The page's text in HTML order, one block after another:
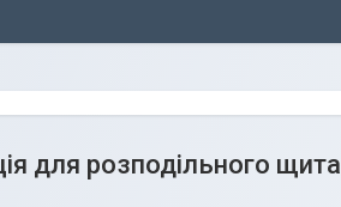
для розподільного щита